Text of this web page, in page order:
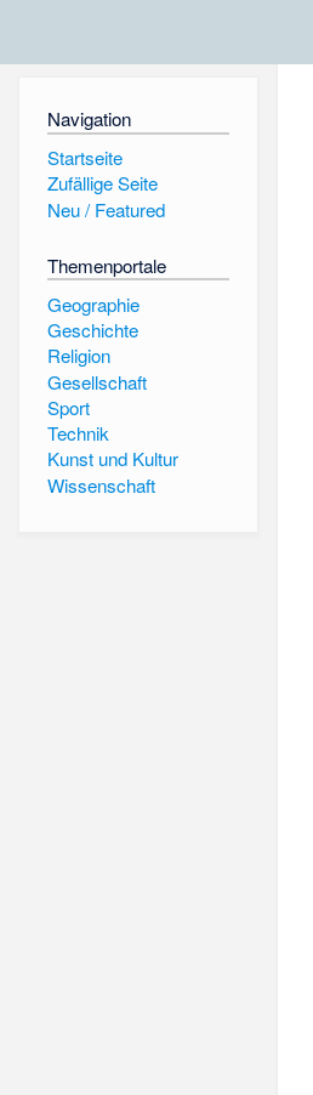
Navigation
Startseite
Zufällige Seite
Neu / Featured
Themenportale
Geographie
Geschichte
Religion
Gesellschaft
Sport
Technik
Kunst und Kultur
Wissenschaft